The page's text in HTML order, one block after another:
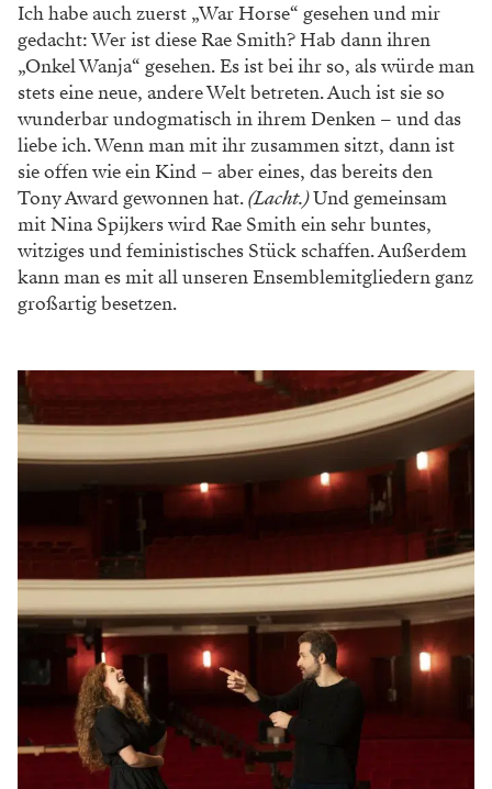
Ich habe auch zuerst „War Horse“ gesehen und mir
gedacht: Wer ist diese Rae Smith? Hab dann ihren
„Onkel Wanja“ gesehen. Es ist bei ihr so, als würde man
stets eine neue, andere Welt betreten. Auch ist sie so
wunderbar undogmatisch in ihrem Denken – und das
liebe ich. Wenn man mit ihr zusammen­ sitzt, dann ist
sie offen wie ein Kind – aber eines, das bereits den
Tony Award gewonnen hat.(Lacht.)Und gemeinsam
mit Nina Spijkers wird Rae Smith ein sehr buntes,
witziges und feministisches Stück schaffen. Außerdem
kann man es mit all unseren Ensemblemitgliedern ganz
großartig besetzen.